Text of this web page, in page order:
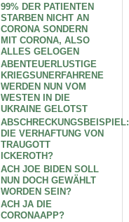
99% DER PATIENTEN
STARBEN NICHT AN
CORONA SONDERN
MIT CORONA, ALSO
ALLES GELOGEN
ABENTEUERLUSTIGE
KRIEGSUNERFAHRENE
WERDEN NUN VOM
WESTEN IN DIE
UKRAINE GELOTST
ABSCHRECKUNGSBEISPIEL:
DIE VERHAFTUNG VON
TRAUGOTT
ICKEROTH?
ACH JOE BIDEN SOLL
NUN DOCH GEWÄHLT
WORDEN SEIN?
ACH JA DIE
CORONAAPP?